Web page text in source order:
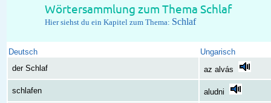
Wörtersammlung zum Thema Schlaf
Hier siehst du ein Kapitel zum Thema: Schlaf
Deutsch
Ungarisch
der Schlaf
az alvás
schlafen aludni